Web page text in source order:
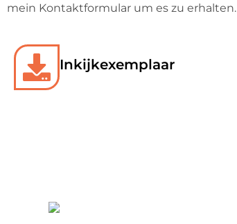
mein Kontaktformular um es zu erhalten.
Inkijkexemplaar